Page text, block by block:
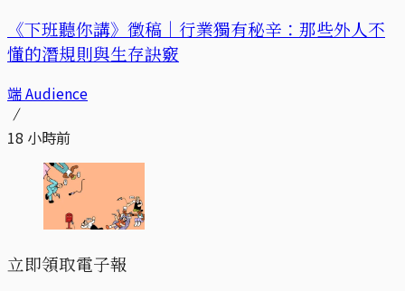
《下班聽你講》徵稿｜行業獨有秘辛：那些外人不
懂的潛規則與生存訣竅
端 Audience
18 小時前
立即領取電子報